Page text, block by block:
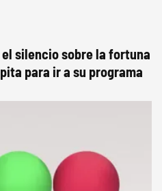
silencio sobre la fortuna
para ir a su programa